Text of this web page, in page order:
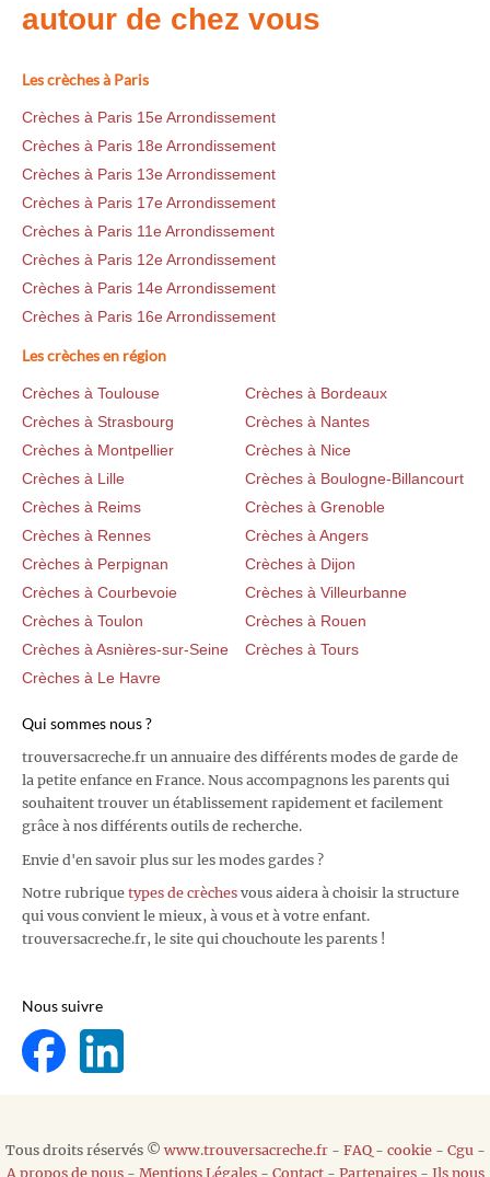
autour de chez vous
Les crèches à Paris
Crèches à Paris 15e Arrondissement
Crèches à Paris 18e Arrondissement
Crèches à Paris 13e Arrondissement
Crèches à Paris 17e Arrondissement
Crèches à Paris 11e Arrondissement
Crèches à Paris 12e Arrondissement
Crèches à Paris 14e Arrondissement
Crèches à Paris 16e Arrondissement
Les crèches en région
Crèches à Toulouse
Crèches à Bordeaux
Crèches à Strasbourg
Crèches à Nantes
Crèches à Montpellier
Crèches à Nice
Crèches à Lille
Crèches à Boulogne-Billancourt
Crèches à Reims
Crèches à Grenoble
Crèches à Rennes
Crèches à Angers
Crèches à Perpignan
Crèches à Dijon
Crèches à Courbevoie
Crèches à Villeurbanne
Crèches à Toulon
Crèches à Rouen
Crèches à Asnières-sur-Seine
Crèches à Tours
Crèches à Le Havre
Qui sommes nous ?
trouversacreche.fr un annuaire des différents modes de garde de
la petite enfance en France. Nous accompagnons les parents qui
souhaitent trouver un établissement rapidement et facilement
grâce à nos différents outils de recherche.
Envie d'en savoir plus sur les modes gardes ?
Notre rubrique types de crèches vous aidera à choisir la structure
qui vous convient le mieux, à vous et à votre enfant.
trouversacreche.fr, le site qui chouchoute les parents !
Nous suivre
Tous droits réservés © www.trouversacreche.fr- FAQ- cookie- Cgu -
A propos de nous- Mentions Légales- Contact- Partenaires- Ils nous